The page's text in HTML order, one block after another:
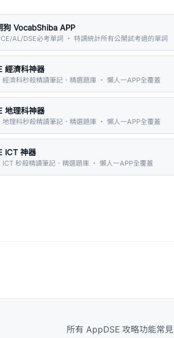
狗 VocabShiba APP
AL/DSE必考單詞 ・ 特調統計所有公開試考過的單詞
經濟科神器
經濟科秒殺精讀筆記．精選題庫 ・ 懶人一APP全覆蓋
地理科神器
地理科秒殺精讀筆記．精選題庫 ・ 懶人一APP全覆蓋
ICT 神器
ICT 秒殺精讀筆記．精選題庫 ・ 懶人一APP全覆蓋
所有 AppDSE 攻略功能常